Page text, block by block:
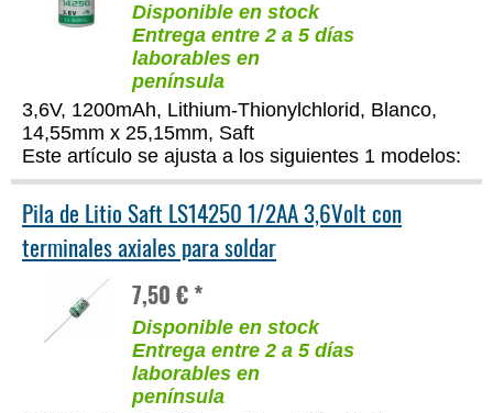
Disponible en stock
Entrega entre 2 a 5 días
laborables en
península
3,6V, 1200mAh, Lithium-Thionylchlorid, Blanco,
14,55mm x 25,15mm, Saft
Este artículo se ajusta a los siguientes 1 modelos:
Pila de Litio Saft LS14250 1/2AA 3,6Volt con
terminales axiales para soldar
7,50 € *
Disponible en stock
Entrega entre 2 a 5 días
laborables en
península